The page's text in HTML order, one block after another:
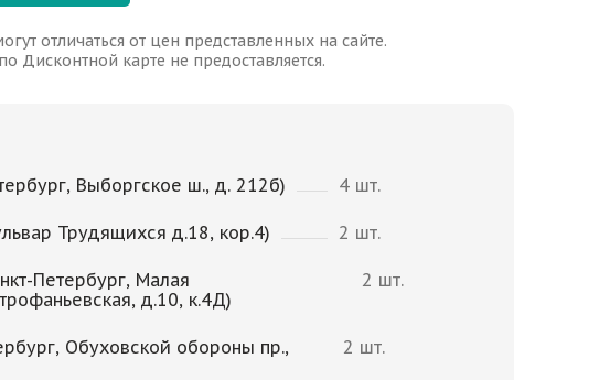
отличаться от цен представленных на сайте.
Дисконтной карте не предоставляется.
Выборгское ш., д. 212б) 4 шт.
Трудящихся д.18, кор.4) 2 шт.
Петербург, Малая
д.10, к.4Д)
2 шт.
Обуховской обороны пр.,
2 шт.